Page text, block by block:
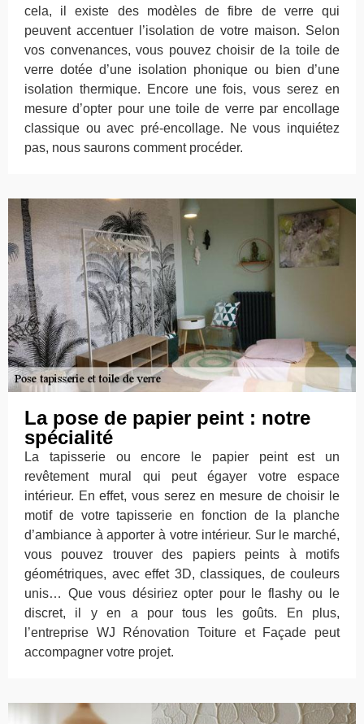
cela, il existe des modèles de fibre de verre qui
peuvent accentuer l’isolation de votre maison. Selon
vos convenances, vous pouvez choisir de la toile de
verre dotée d’une isolation phonique ou bien d’une
isolation thermique. Encore une fois, vous serez en
mesure d’opter pour une toile de verre par encollage
classique ou avec pré-encollage. Ne vous inquiétez
pas, nous saurons comment procéder.
La pose de papier peint : notre
spécialité
La tapisserie ou encore le papier peint est un
revêtement mural qui peut égayer votre espace
intérieur. En effet, vous serez en mesure de choisir le
motif de votre tapisserie en fonction de la planche
d’ambiance à apporter à votre intérieur. Sur le marché,
vous pouvez trouver des papiers peints à motifs
géométriques, avec effet 3D, classiques, de couleurs
unis… Que vous désiriez opter pour le flashy ou le
discret, il y en a pour tous les goûts. En plus,
l’entreprise WJ Rénovation Toiture et Façade peut
accompagner votre projet.